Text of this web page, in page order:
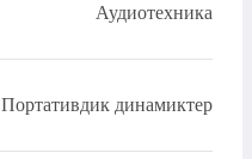
Аудиотехника
Портативдик динамиктер